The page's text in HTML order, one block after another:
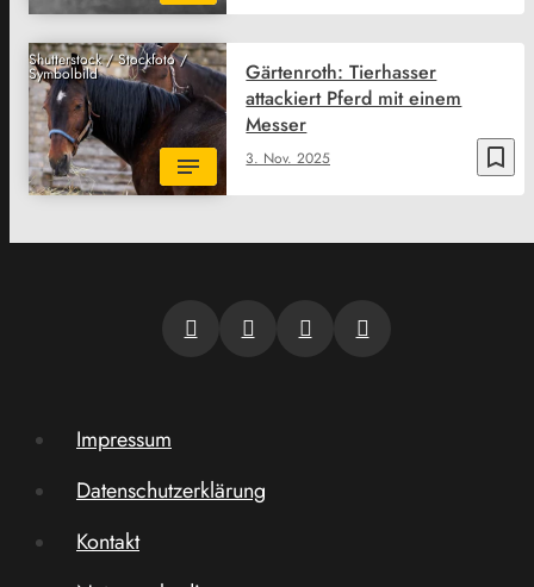
Shutterstock / Stockfoto /
Symbolbild
bookmark_border
3. Nov. 2025
Gärtenroth: Tierhasser
attackiert Pferd mit einem
Messer
Impressum
Datenschutzerklärung
Kontakt